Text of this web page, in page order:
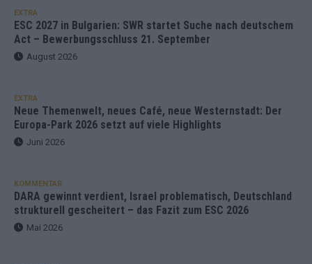
EXTRA
ESC 2027 in Bulgarien: SWR startet Suche nach deutschem
Act – Bewerbungsschluss 21. September
August 2026
EXTRA
Neue Themenwelt, neues Café, neue Westernstadt: Der
Europa-Park 2026 setzt auf viele Highlights
Juni 2026
KOMMENTAR
DARA gewinnt verdient, Israel problematisch, Deutschland
strukturell gescheitert – das Fazit zum ESC 2026
Mai 2026